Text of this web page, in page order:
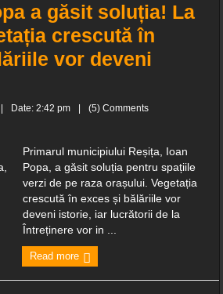
a găsit soluția! La
crescută în
vor deveni
Date: 2:42 pm
(5) Comments
Primarul municipiului Reșița, Ioan
Popa, a găsit soluția pentru spațiile
verzi de pe raza orașului. Vegetația
crescută în exces și bălăriile vor
deveni istorie, iar lucrătorii de la
Întreținere vor in ...
Read more